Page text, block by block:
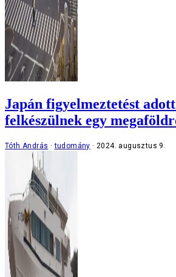
Japán figyelmeztetést
felkészülnek egy
Tóth András tudomány 2024. augusztus 9.